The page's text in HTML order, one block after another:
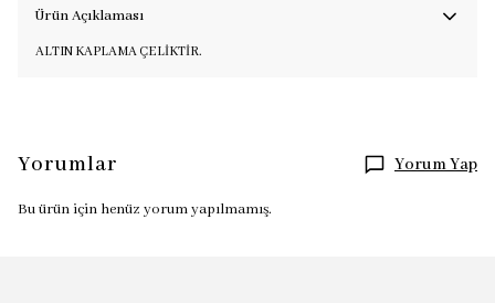
Ürün Açıklaması
ALTIN KAPLAMA ÇELİKTİR.
Yorumlar Yorum Yap
Bu ürün için henüz yorum yapılmamış.